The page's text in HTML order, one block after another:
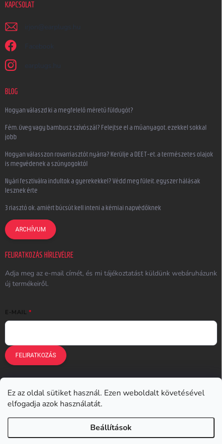
Ez az oldal sütiket használ. Ezen weboldalt követésével
elfogadja azok használatát.
Beállítások
KAPCSOLAT
irjon @ earplugs.hu
Facebook
earplugs.hu
BLOG
Hogyan válaszd ki a megfelelő méretű füldugót?
Fém, üveg vagy bambusz szívószál? Felejtse el a műanyagot, ezekkel sokkal
jobb
Hogyan válasszon rovarriasztót nyárra? Kerülje a DEET-et, a természetes olajok
is megvédenek a szúnyogoktól
Nyári fesztiválra indultok a gyerekekkel? Védd meg füleit, egyszer hálásak
lesznek érte
3 riasztó ok, amiért búcsút kell inteni a kémiai napvédőknek
ARCHÍVUM
FELIRATKOZÁS HÍRLEVÉLRE
Adja meg az e-mail címét, és mi tájékoztatást küldünk webáruházunk
új termékeiről.
E-MAIL
FELIRATKOZÁS
Earplugs.cz Earplugs.sk
Earplugs.at Earplugs.ro Lunesto.cz